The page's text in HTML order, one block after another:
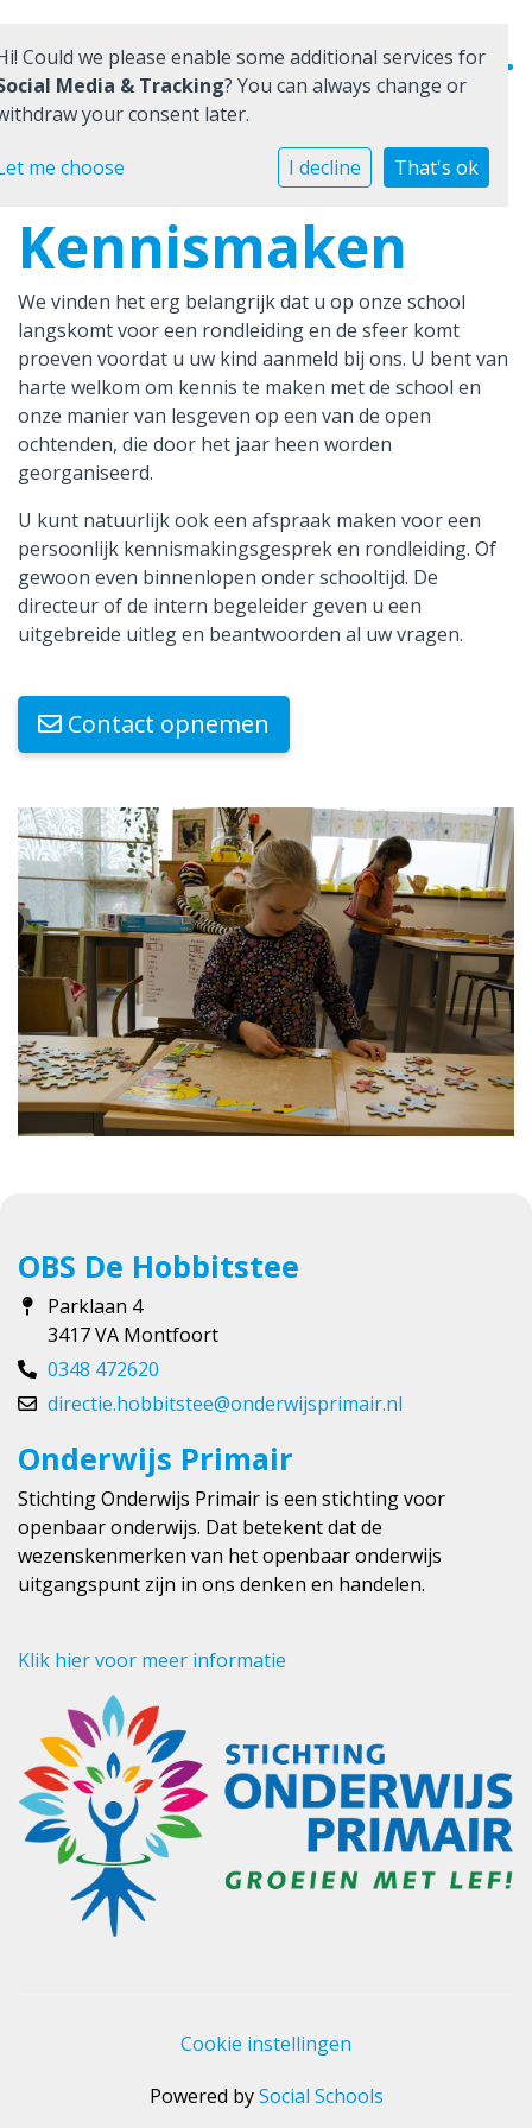
Home
Onze school
Praktische informatie
Medezeggenschap
Vacatures
Ik zoek een school
Kennismaken
We vinden het erg belangrijk dat u op onze school
langskomt voor een rondleiding en de sfeer komt
proeven voordat u uw kind aanmeld bij ons. U bent van
harte welkom om kennis te maken met de school en
onze manier van lesgeven op een van de open
ochtenden, die door het jaar heen worden
georganiseerd.
U kunt natuurlijk ook een afspraak maken voor een
persoonlijk kennismakingsgesprek en rondleiding. Of
gewoon even binnenlopen onder schooltijd. De
directeur of de intern begeleider geven u een
uitgebreide uitleg en beantwoorden al uw vragen.
Contact opnemen
OBS De Hobbitstee
Parklaan 4
3417 VA Montfoort
0348 472620
directie.hobbitstee@onderwijsprimair.nl
Onderwijs Primair
Stichting Onderwijs Primair is een stichting voor
openbaar onderwijs. Dat betekent dat de
wezenskenmerken van het openbaar onderwijs
uitgangspunt zijn in ons denken en handelen.
Klik hier voor meer informatie
Cookie instellingen
Powered bySocial Schools
Could we please enable some additional services for
Media & Tracking? You can always change or
your consent later.
me choose I decline That's ok